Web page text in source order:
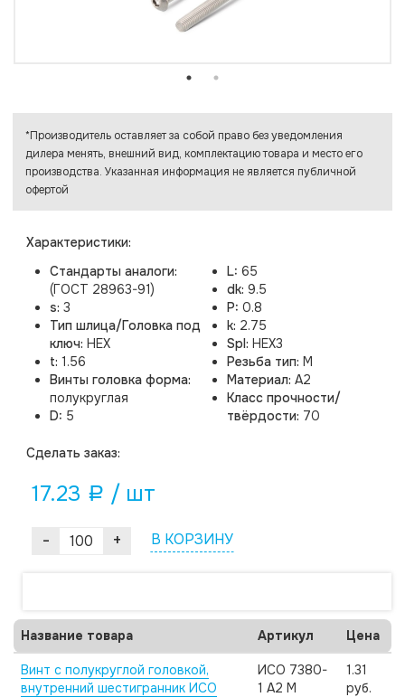
Характеристики:
Стандарты аналоги:
(ГОСТ 28963-91)
s: 3
Тип шлица/Головка под
ключ: HEX
t: 1.56
Винты головка форма:
полукруглая
D: 5
L: 65
dk: 9.5
P: 0.8
k: 2.75
Spl: HEX3
Резьба тип: M
Материал: A2
Класс прочности/
твёрдости: 70
Cделать заказ:
17.23 a / шт
- + В КОРЗИНУ
*Производитель оставляет за собой право без уведомления
дилера менять, внешний вид, комплектацию товара и место его
производства. Указанная информация не является публичной
офертой
Название товара Артикул Цена
Винт с полукруглой головкой,
внутренний шестигранник ИСО
ИСО 7380-
1 А2 M
1.31
руб.